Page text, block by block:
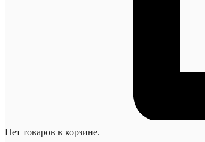
Нет товаров в корзине.